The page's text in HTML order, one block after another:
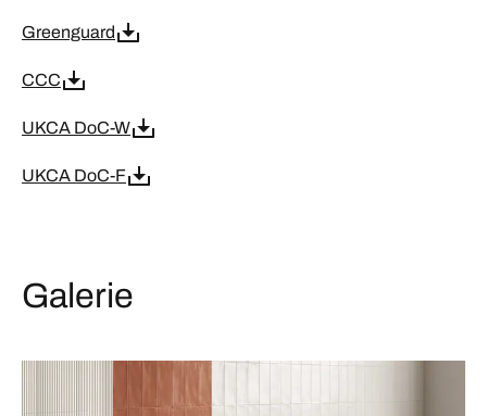
Greenguard
CCC
UKCA DoC-W
UKCA DoC-F
Galerie